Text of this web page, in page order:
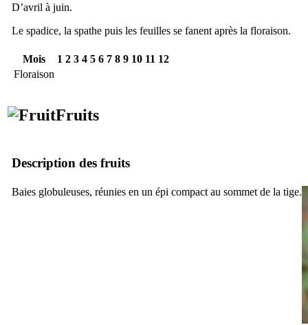
D’avril à juin.
Le spadice, la spathe puis les feuilles se fanent après la floraison.
Mois 1 2 3 4 5 6 7 8 9 10 11 12
Floraison
Fruits
Description des fruits
Baies globuleuses, réunies en un épi compact au sommet de la tige.